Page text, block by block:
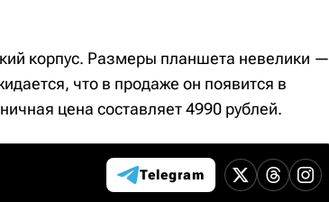
корпус. Размеры планшета невелики —
что в продаже он появится в
цена составляет 4990 рублей.
Telegram